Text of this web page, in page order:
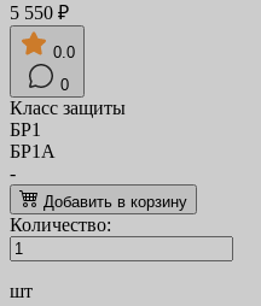
5 550 ₽
0.0
0
Класс защиты
БР1
БР1А
-
Добавить в корзину
Количество:
шт